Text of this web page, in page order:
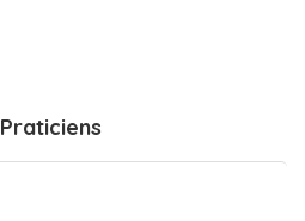
Praticiens